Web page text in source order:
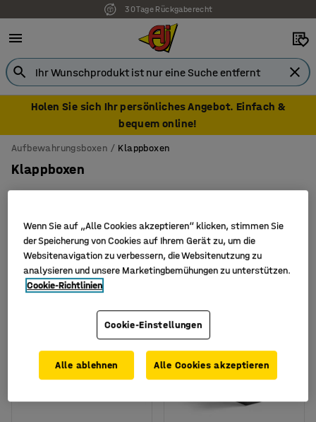
30 Tage Rückgaberecht
Holen Sie sich Ihr persönliches Angebot. Einfach &
bequem online!
Aufbewahrungsboxen Klappboxen
Klappboxen
Filter Sortieren
3 Produkte
Wenn Sie auf „Alle Cookies akzeptieren“ klicken, stimmen Sie
der Speicherung von Cookies auf Ihrem Gerät zu, um die
Websitenavigation zu verbessern, die Websitenutzung zu
analysieren und unsere Marketingbemühungen zu unterstützen.
Cookie-Richtlinien
Cookie-Einstellungen
Alle ablehnen Alle Cookies akzeptieren